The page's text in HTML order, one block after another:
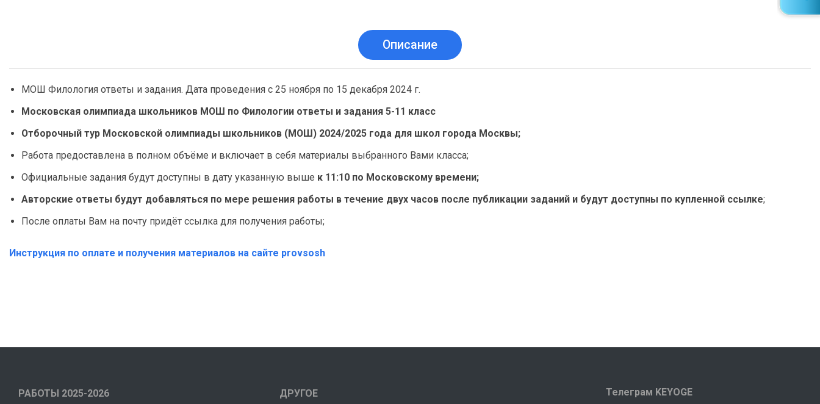
Описание
МОШ Филология ответы и задания. Дата проведения с 25 ноября по 15 декабря 2024 г.
Московская олимпиада школьников МОШ по Филологии ответы и задания 5-11 класс
Отборочный тур Московской олимпиады школьников (МОШ) 2024/2025 года для школ города Москвы;
Работа предоставлена в полном объёме и включает в себя материалы выбранного Вами класса;
Официальные задания будут доступны в дату указанную выше к 11:10 по Московскому времени;
Авторские ответы будут добавляться по мере решения работы в течение двух часов после публикации заданий и будут доступны по купленной ссылке;
После оплаты Вам на почту придёт ссылка для получения работы;
Инструкция по оплате и получения материалов на сайте provsosh
РАБОТЫ 2025-2026 ДРУГОЕ Телеграм KEYOGE